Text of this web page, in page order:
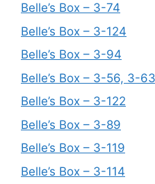
Belle’s Box – 3-74
Belle’s Box – 3-124
Belle’s Box – 3-94
Belle’s Box – 3-56, 3-
Belle’s Box – 3-122
Belle’s Box – 3-89
Belle’s Box – 3-119
Belle’s Box – 3-114